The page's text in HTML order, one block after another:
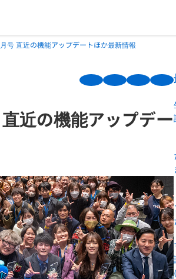
号 直近の機能アップデートほか最新情報
近の機能アップデー